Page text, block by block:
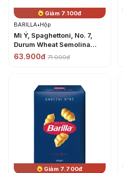
Giảm 7.100đ
BARILLA•Hộp
Mì Ý, Spaghettoni, No. 7,
Durum Wheat Semolina
Pasta (500g) - BARILLA
63.900đ 71.000đ
Giảm 7.700đ